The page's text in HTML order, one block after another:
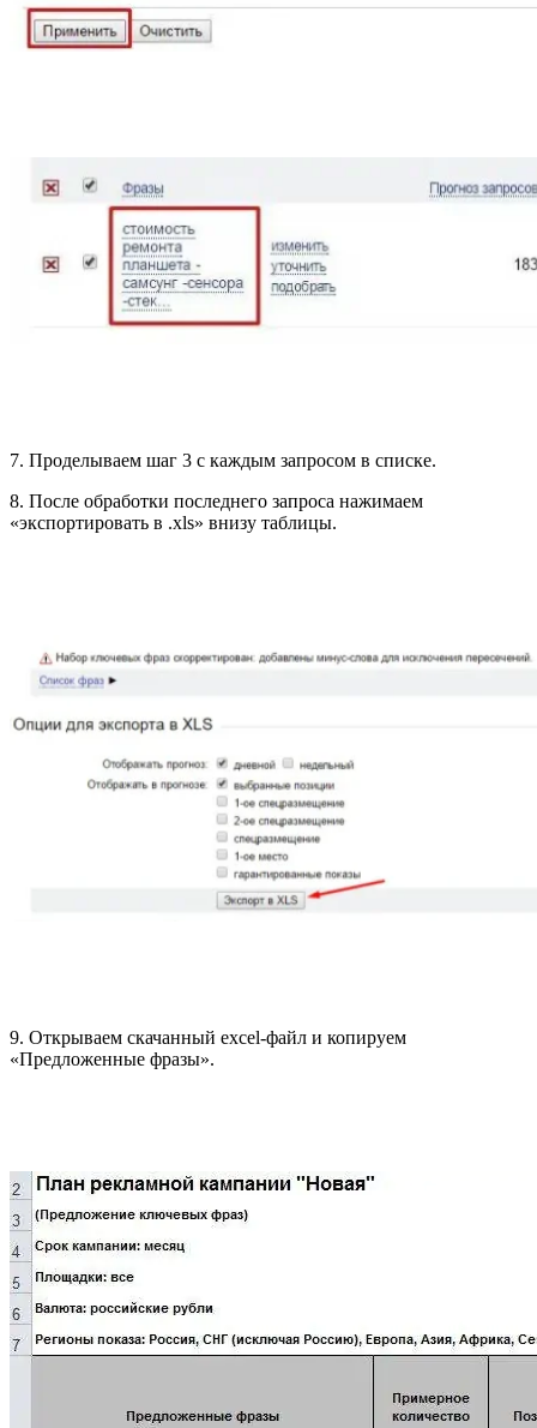
7. Проделываем шаг 3 с каждым запросом в списке.
8. После обработки последнего запроса нажимаем
«экспортировать в .xls» внизу таблицы.
9. Открываем скачанный excel-файл и копируем
«Предложенные фразы».